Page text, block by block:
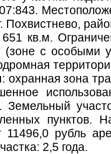
Похвистнево,
651 кв.м.
(зоне с особыми
зона
Земельный
пунктов.
11496,0 рубль
2,5 года.